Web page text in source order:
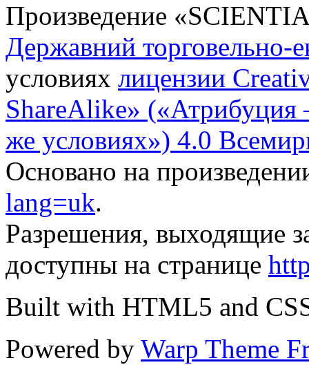
Произведение «
Державний торговельно-
условиях лицензии
ShareAlike»
же условиях») 4.0
Основано на
lang=uk.
Разрешения, выходящие
доступны на странице
Built with HTML5 and
Powered by Warp Theme